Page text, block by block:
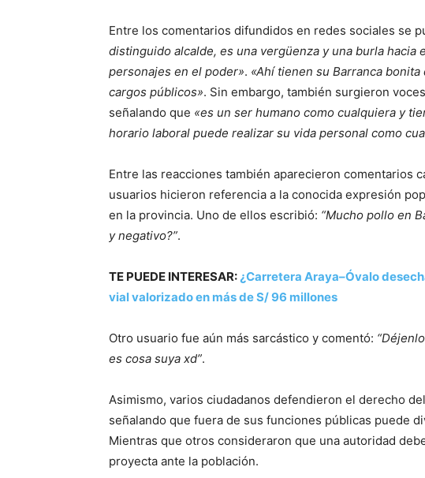
Entre los comentarios difundidos en redes sociales se
distinguido alcalde, es una vergüenza y una burla hacia
personajes en el poder». «Ahí tienen su Barranca
cargos públicos». Sin embargo, también surgieron
señalando que «es un ser humano como cualquiera y
horario laboral puede realizar su vida personal como
Entre las reacciones también aparecieron comentarios
usuarios hicieron referencia a la conocida expresión
en la provincia. Uno de ellos escribió: “Mucho pollo en
y negativo?”.
TE PUEDE INTERESAR: ¿Carretera Araya–Óvalo
vial valorizado en más de S/ 96 millones
Otro usuario fue aún más sarcástico y comentó:
es cosa suya xd”.
Asimismo, varios ciudadanos defendieron el derecho
señalando que fuera de sus funciones públicas puede
Mientras que otros consideraron que una autoridad
proyecta ante la población.